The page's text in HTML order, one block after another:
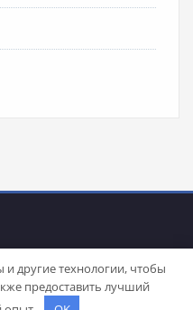
Theme: Stacyby SpiceThemes
и другие технологии, чтобы
предоставить лучший